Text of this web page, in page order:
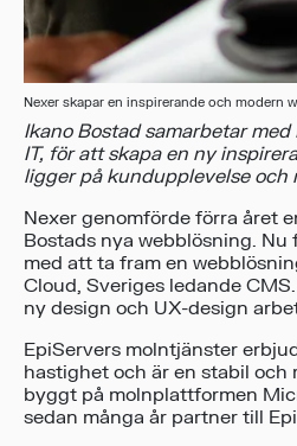
Nexer skapar en inspirerande och modern
Ikano Bostad samarbetar
IT, för att skapa en ny
ligger på kundupplevelse
Nexer genomförde förra året
Bostads nya webblösning.
med att ta fram en
Cloud, Sveriges ledande
ny design och UX-design
EpiServers molntjänster
hastighet och är en stabil
byggt på molnplattformen
sedan många år partner till